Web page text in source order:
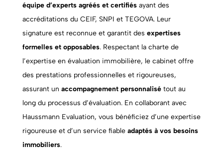
équipe d’experts agréés et certifiésayant des
accréditations du CEIF, SNPI et TEGOVA. Leur
signature est reconnue et garantit des expertises
formelles et opposables. Respectant la charte de
l’expertise en évaluation immobilière, le cabinet offre
des prestations professionnelles et rigoureuses,
assurant un accompagnement personnalisétout au
long du processus d’évaluation. En collaborant avec
Haussmann Evaluation, vous bénéficiez d’une expertise
rigoureuse et d’un service fiable adaptés à vos besoins
immobiliers.